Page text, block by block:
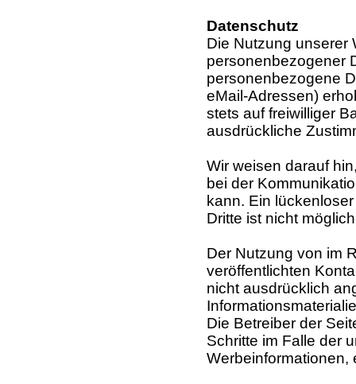
Datenschutz
Die Nutzung unserer
personenbezogener
personenbezogene
eMail-Adressen)
stets auf freiwilliger
ausdrückliche
Wir weisen darauf
bei der
kann. Ein
Dritte ist nicht
Der Nutzung von im
veröffentlichten
nicht ausdrücklich
Die Betreiber der
Schritte im Falle der
Werbeinformationen,